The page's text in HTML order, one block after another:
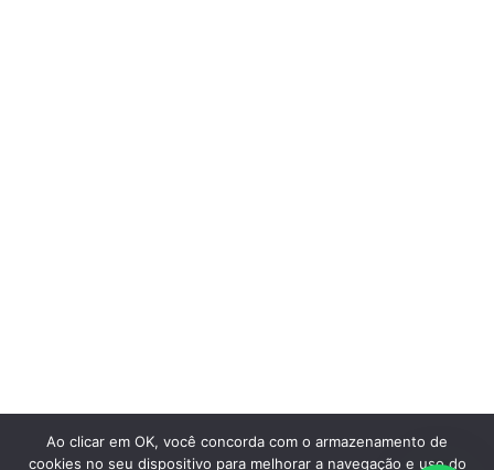
Ao clicar em OK, você concorda com o armazenamento de
cookies no seu dispositivo para melhorar a navegação e uso do